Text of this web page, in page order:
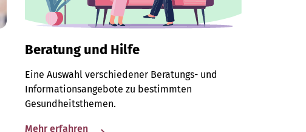
Beratung und Hilfe
Eine Auswahl verschiedener Beratungs- und
Informationsangebote zu bestimmten
Gesundheitsthemen.
Mehr erfahren